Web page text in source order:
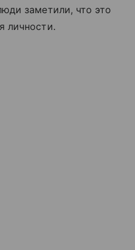
заметили, что это
личности.